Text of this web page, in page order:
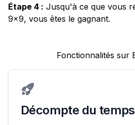
Étape 4 : Jusqu'à ce que vous
9x9, vous êtes le gagnant.
Fonctionnalités sur
Décompte du temps